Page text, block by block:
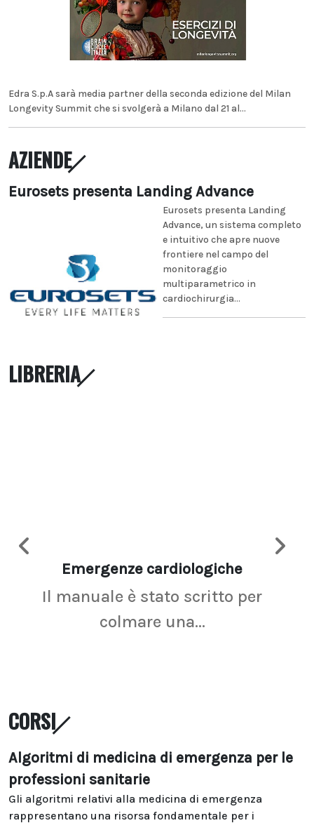
Edra S.p.A sarà media partner della seconda edizione del Milan
Longevity Summit che si svolgerà a Milano dal 21 al...
AZIENDE
Eurosets presenta Landing Advance
Eurosets presenta Landing
Advance, un sistema completo
e intuitivo che apre nuove
frontiere nel campo del
monitoraggio
multiparametrico in
cardiochirurgia...
LIBRERIA
Emergenze cardiologiche
Il manuale è stato scritto per
colmare una...
CORSI
Algoritmi di medicina di emergenza per le
professioni sanitarie
Gli algoritmi relativi alla medicina di emergenza
rappresentano una risorsa fondamentale per i